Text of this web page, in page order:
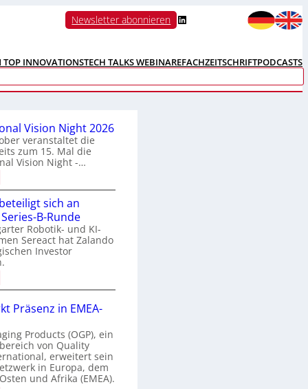
Newsletter abonnieren LinkedIn
TOP INNOVATIONSTECH TALKS WEBINAREFACHZEITSCHRIFTPODCASTS
Vision Night 2026
veranstaltet die
zum 15. Mal die
Vision Night -…
n
sich an
B-Runde
Robotik- und KI-
Sereact hat Zalando
Investor
b
Präsenz in EMEA-
Products (OGP), ein
von Quality
erweitert sein
in Europa, dem
und Afrika (EMEA).